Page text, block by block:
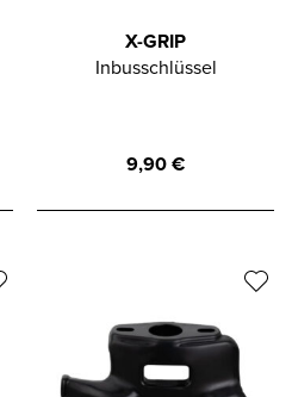
X-GRIP
Inbusschlüssel
9,90€